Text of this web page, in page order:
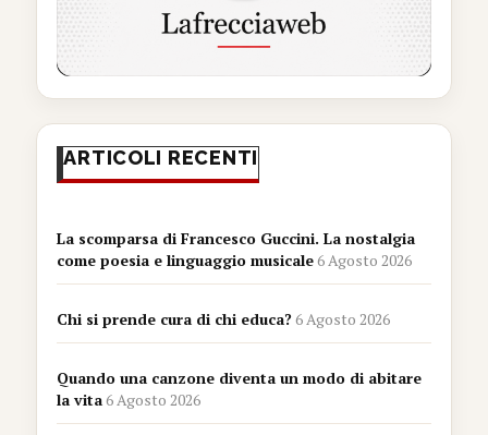
ARTICOLI RECENTI
La scomparsa di Francesco Guccini. La nostalgia
come poesia e linguaggio musicale6 Agosto 2026
Chi si prende cura di chi educa?6 Agosto 2026
Quando una canzone diventa un modo di abitare
la vita6 Agosto 2026